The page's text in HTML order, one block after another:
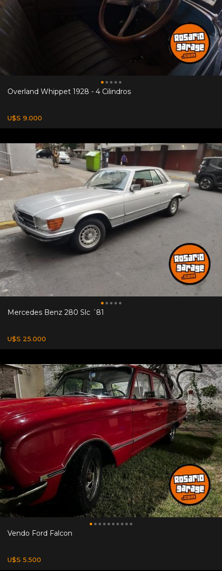
Overland Whippet 1928 - 4 Cilindros
U$S 9.000
Mercedes Benz 280 Slc ´81
U$S 25.000
Vendo Ford Falcon
U$S 5.500